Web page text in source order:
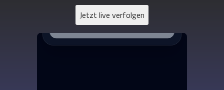
Jetzt live verfolgen